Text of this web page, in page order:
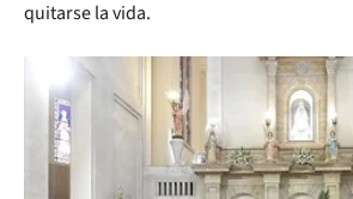
quitarse la vida.